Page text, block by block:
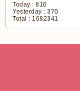
Today :816
Yesterday :370
Total : 1682341